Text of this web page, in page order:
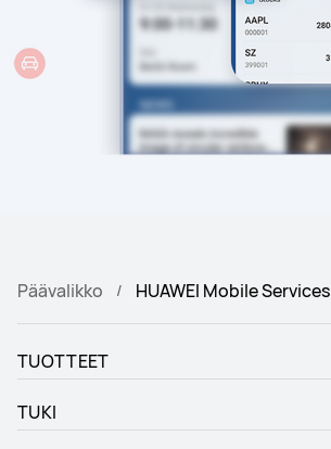
Päävalikko HUAWEI Mobile Services
TUOTTEET
TUKI